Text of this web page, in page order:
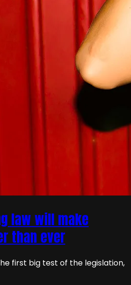
law will make
than ever
first big test of the legislation,